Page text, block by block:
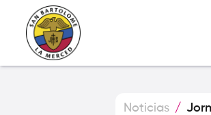
Noticias /